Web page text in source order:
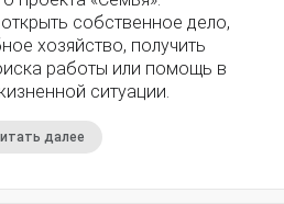
собственное дело,
хозяйство, получить
работы или помощь в
ситуации.
далее